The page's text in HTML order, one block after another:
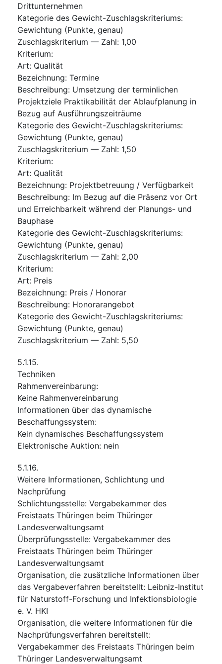
Drittunternehmen
Kategorie des Gewicht-Zuschlagskriteriums:
Gewichtung (Punkte, genau)
Zuschlagskriterium — Zahl: 1,00
Kriterium:
Art: Qualität
Bezeichnung: Termine
Beschreibung: Umsetzung der terminlichen
Projektziele Praktikabilität der Ablaufplanung in
Bezug auf Ausführungszeiträume
Kategorie des Gewicht-Zuschlagskriteriums:
Gewichtung (Punkte, genau)
Zuschlagskriterium — Zahl: 1,50
Kriterium:
Art: Qualität
Bezeichnung: Projektbetreuung / Verfügbarkeit
Beschreibung: Im Bezug auf die Präsenz vor Ort
und Erreichbarkeit während der Planungs- und
Bauphase
Kategorie des Gewicht-Zuschlagskriteriums:
Gewichtung (Punkte, genau)
Zuschlagskriterium — Zahl: 2,00
Kriterium:
Art: Preis
Bezeichnung: Preis / Honorar
Beschreibung: Honorarangebot
Kategorie des Gewicht-Zuschlagskriteriums:
Gewichtung (Punkte, genau)
Zuschlagskriterium — Zahl: 5,50
5.1.15.
Techniken
Rahmenvereinbarung:
Keine Rahmenvereinbarung
Informationen über das dynamische
Beschaffungssystem:
Kein dynamisches Beschaffungssystem
Elektronische Auktion: nein
5.1.16.
Weitere Informationen, Schlichtung und
Nachprüfung
Schlichtungsstelle: Vergabekammer des
Freistaats Thüringen beim Thüringer
Landesverwaltungsamt
Überprüfungsstelle: Vergabekammer des
Freistaats Thüringen beim Thüringer
Landesverwaltungsamt
Organisation, die zusätzliche Informationen über
das Vergabeverfahren bereitstellt: Leibniz-Institut
für Naturstoff-Forschung und Infektionsbiologie
e. V. HKI
Organisation, die weitere Informationen für die
Nachprüfungsverfahren bereitstellt:
Vergabekammer des Freistaats Thüringen beim
Thüringer Landesverwaltungsamt